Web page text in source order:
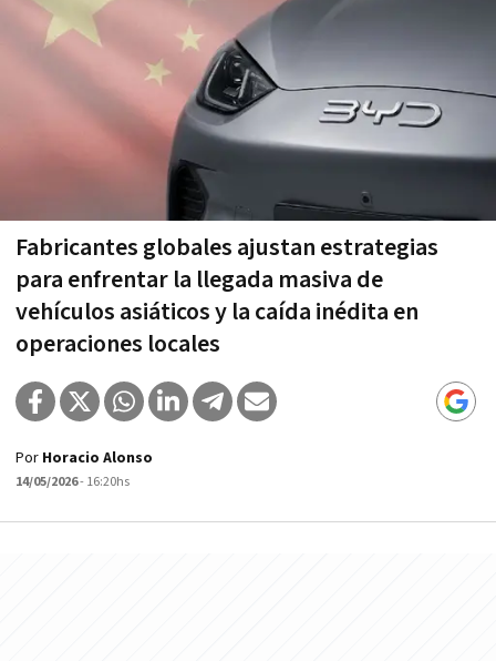
Fabricantes globales ajustan estrategias
para enfrentar la llegada masiva de
vehículos asiáticos y la caída inédita en
operaciones locales
Por Horacio Alonso
14/05/2026- 16:20hs